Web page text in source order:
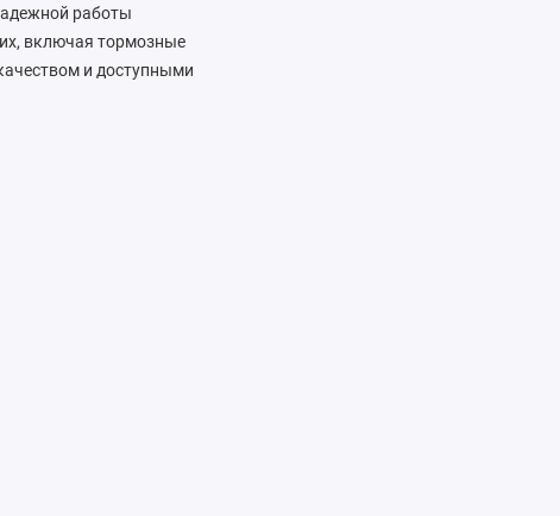
работы
включая тормозные
и доступными